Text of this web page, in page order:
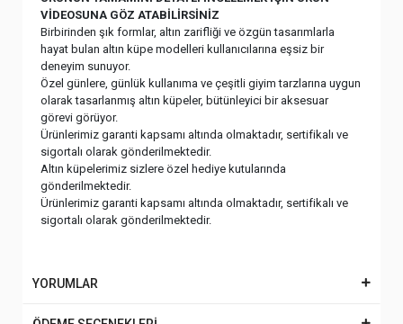
VİDEOSUNA GÖZ ATABİLİRSİNİZ
Birbirinden şık formlar, altın zarifliği ve özgün tasarımlarla
hayat bulan altın küpe modelleri kullanıcılarına eşsiz bir
deneyim sunuyor.
Özel günlere, günlük kullanıma ve çeşitli giyim tarzlarına uygun
olarak tasarlanmış altın küpeler, bütünleyici bir aksesuar
görevi görüyor.
Ürünlerimiz garanti kapsamı altında olmaktadır, sertifikalı ve
sigortalı olarak gönderilmektedir.
Altın küpelerimiz sizlere özel hediye kutularında
gönderilmektedir.
Ürünlerimiz garanti kapsamı altında olmaktadır, sertifikalı ve
sigortalı olarak gönderilmektedir.
YORUMLAR